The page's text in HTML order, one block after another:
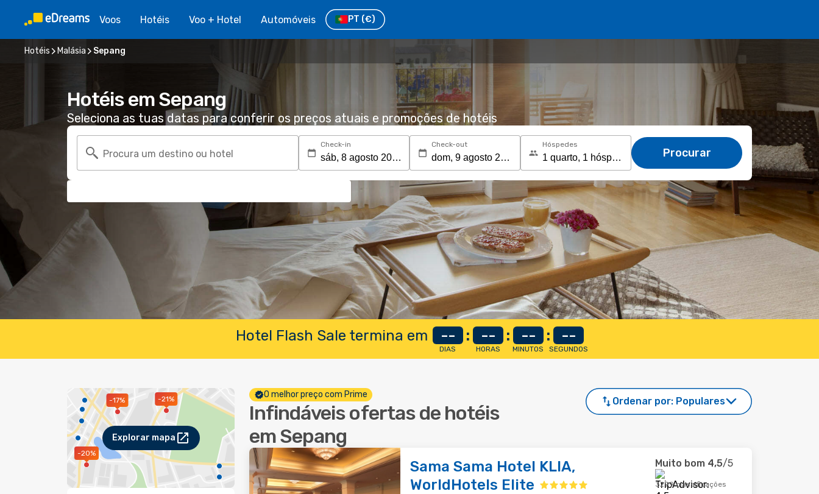
Voos Hotéis Voo + Hotel Automóveis PT (€)
Hotéis Malásia Sepang
Hotéis em Sepang
Seleciona as tuas datas para conferir os preços atuais e promoções de hotéis
Procura um destino ou hotel
Check-in Check-out Hóspedes
Procurar
Hotel Flash Sale termina em --
DIAS
: --
HORAS
: --
MINUTOS
: --
SEGUNDOS
-21%
-20%
-17%
Explorar mapa
O melhor preço com Prime
Infindáveis ofertas de hotéis
em Sepang
Ordenar por: Populares
Sama Sama Hotel KLIA,
WorldHotels Elite
Muito bom 4,5/5
3299 classificações